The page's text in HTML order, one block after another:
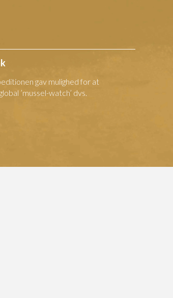
gav mulighed for at
’mussel-watch’ dvs.